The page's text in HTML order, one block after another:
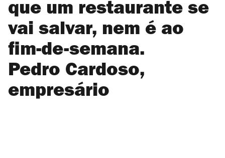
que um restaurante se
vai salvar, nem é ao
fim-de-semana.
Pedro Cardoso,
empresário